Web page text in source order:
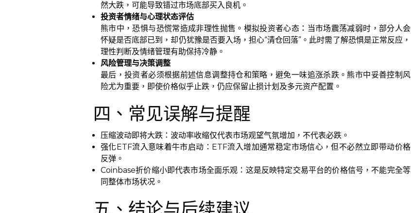
然大跌，可能导致错过市场底部买入良机。
投资者情绪与心理状态评估
熊市中，恐惧与恐慌常造成非理性抛售。模拟投资者心态：当市场震荡减弱时，部分人会
怀疑是否底部已到，却仍犹豫是否要入场，担心“清仓回落”。此时需了解恐惧是正常反应，
理性判断及情绪管理有助保持冷静。
风险管理与决策调整
最后，投资者必须根据前述信息调整持仓和策略，避免一味追涨杀跌。熊市中妥善控制风
险尤为重要，即使价格似乎止跌，仍应保留止损计划及多元资产配置。
四、常见误解与提醒
压缩波动即将大跌：波动率收缩仅代表市场观望气氛增加，不代表必跌。
强化ETF流入意味着牛市启动：ETF流入增加通常稳定市场信心，但不必然立即带动价格
反弹。
Coinbase折价缩小即代表市场全面乐观：这是反映特定交易平台的价格信号，不能完全等
同整体市场状况。